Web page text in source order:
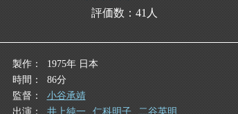
評価数： 41 人
製作
1975年 日本
時間
86分
監督
小谷承靖
出演
井上純一 仁科明子
二谷英明